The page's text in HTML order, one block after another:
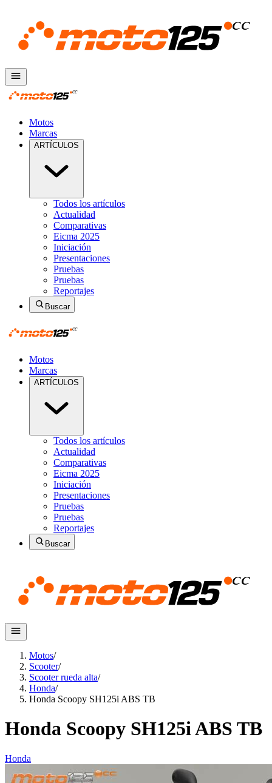
Motos
Marcas
ARTÍCULOS
Todos los artículos
Actualidad
Comparativas
Eicma 2025
Iniciación
Presentaciones
Pruebas
Pruebas
Reportajes
Buscar
Motos
Marcas
ARTÍCULOS
Todos los artículos
Actualidad
Comparativas
Eicma 2025
Iniciación
Presentaciones
Pruebas
Pruebas
Reportajes
Buscar
Motos/
Scooter/
Scooter rueda alta/
Honda/
Honda Scoopy SH125i ABS TB
Honda Scoopy SH125i ABS TB
Honda